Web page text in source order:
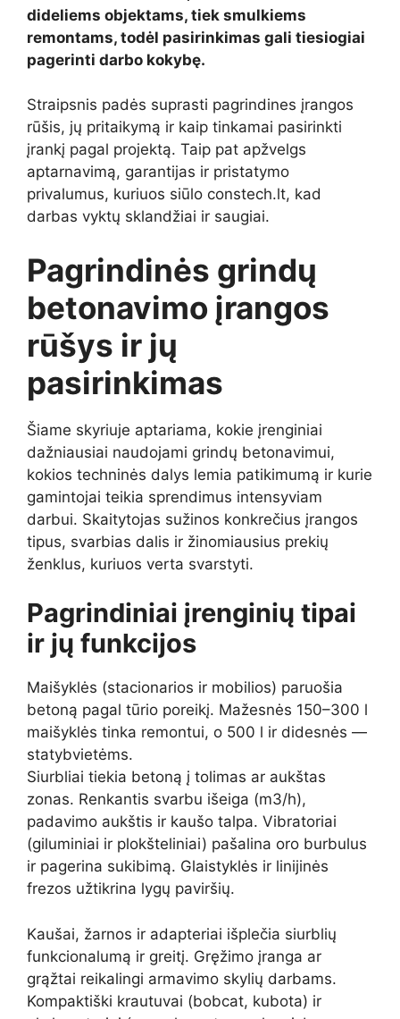
dideliems objektams, tiek smulkiems
remontams, todėl pasirinkimas gali tiesiogiai
pagerinti darbo kokybę.
Straipsnis padės suprasti pagrindines įrangos
rūšis, jų pritaikymą ir kaip tinkamai pasirinkti
įrankį pagal projektą. Taip pat apžvelgs
aptarnavimą, garantijas ir pristatymo
privalumus, kuriuos siūlo constech.lt, kad
darbas vyktų sklandžiai ir saugiai.
Pagrindinės grindų
betonavimo įrangos
rūšys ir jų
pasirinkimas
Šiame skyriuje aptariama, kokie įrenginiai
dažniausiai naudojami grindų betonavimui,
kokios techninės dalys lemia patikimumą ir kurie
gamintojai teikia sprendimus intensyviam
darbui. Skaitytojas sužinos konkrečius įrangos
tipus, svarbias dalis ir žinomiausius prekių
ženklus, kuriuos verta svarstyti.
Pagrindiniai įrenginių tipai
ir jų funkcijos
Maišyklės (stacionarios ir mobilios) paruošia
betoną pagal tūrio poreikį. Mažesnės 150–300 l
maišyklės tinka remontui, o 500 l ir didesnės —
statybvietėms.
Siurbliai tiekia betoną į tolimas ar aukštas
zonas. Renkantis svarbu išeiga (m3/h),
padavimo aukštis ir kaušo talpa. Vibratoriai
(giluminiai ir plokšteliniai) pašalina oro burbulus
ir pagerina sukibimą. Glaistyklės ir linijinės
frezos užtikrina lygų paviršių.
Kaušai, žarnos ir adapteriai išplečia siurblių
funkcionalumą ir greitį. Gręžimo įranga ar
grąžtai reikalingi armavimo skylių darbams.
Kompaktiški krautuvai (bobcat, kubota) ir